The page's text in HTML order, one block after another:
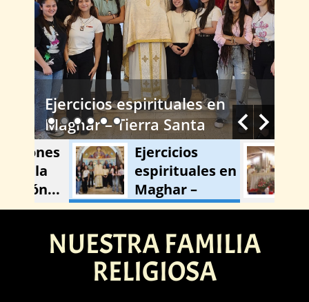
Ejercicios espirituales en
Maghar – Tierra Santa
Ejercicios
espirituales en
Maghar –
Tierra...
NUESTRA FAMILIA
RELIGIOSA